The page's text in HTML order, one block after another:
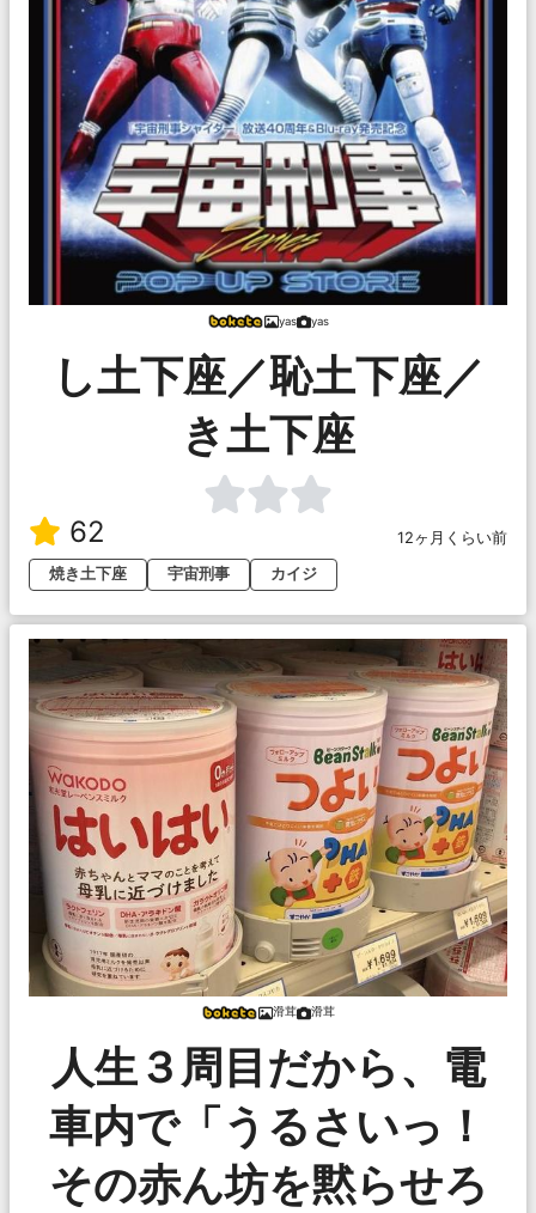
yas yas
し土下座／恥土下座／
き土下座
62
12ヶ月くらい前
焼き土下座
宇宙刑事 カイジ
滑茸 滑茸
人生３周目だから、電
車内で「うるさいっ！
その赤ん坊を黙らせろ